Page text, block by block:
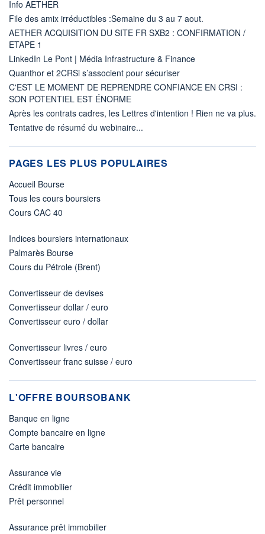
Info AETHER
File des amix irréductibles :Semaine du 3 au 7 aout.
AETHER ACQUISITION DU SITE FR SXB2 : CONFIRMATION /
ETAPE 1
LinkedIn Le Pont | Média Infrastructure & Finance
Quanthor et 2CRSi s’associent pour sécuriser
C'EST LE MOMENT DE REPRENDRE CONFIANCE EN CRSI :
SON POTENTIEL EST ÉNORME
Après les contrats cadres, les Lettres d'intention ! Rien ne va plus.
Tentative de résumé du webinaire...
PAGES LES PLUS POPULAIRES
Accueil Bourse
Tous les cours boursiers
Cours CAC 40
Indices boursiers internationaux
Palmarès Bourse
Cours du Pétrole (Brent)
Convertisseur de devises
Convertisseur dollar / euro
Convertisseur euro / dollar
Convertisseur livres / euro
Convertisseur franc suisse / euro
L'OFFRE BOURSOBANK
Banque en ligne
Compte bancaire en ligne
Carte bancaire
Assurance vie
Crédit immobilier
Prêt personnel
Assurance prêt immobilier